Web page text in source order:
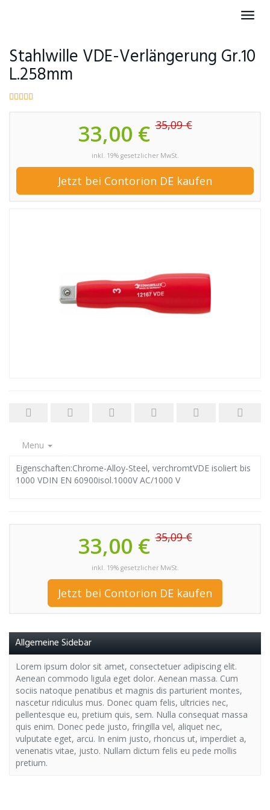
Stahlwille VDE-Verlängerung Gr.10
L.258mm
33,00 €35,09 €
inkl. 19% gesetzlicher MwSt.
Jetzt bei Contorion DE kaufen
Menu
Eigenschaften:Chrome-Alloy-Steel, verchromtVDE isoliert bis
1000 VDIN EN 60900isol.1000V AC/1000 V
33,00 €35,09 €
inkl. 19% gesetzlicher MwSt.
Jetzt bei Contorion DE kaufen
Allgemeine Sidebar
Lorem ipsum dolor sit amet, consectetuer adipiscing elit.
Aenean commodo ligula eget dolor. Aenean massa. Cum
sociis natoque penatibus et magnis dis parturient montes,
nascetur ridiculus mus. Donec quam felis, ultricies nec,
pellentesque eu, pretium quis, sem. Nulla consequat massa
quis enim. Donec pede justo, fringilla vel, aliquet nec,
vulputate eget, arcu. In enim justo, rhoncus ut, imperdiet a,
venenatis vitae, justo. Nullam dictum felis eu pede mollis
pretium.